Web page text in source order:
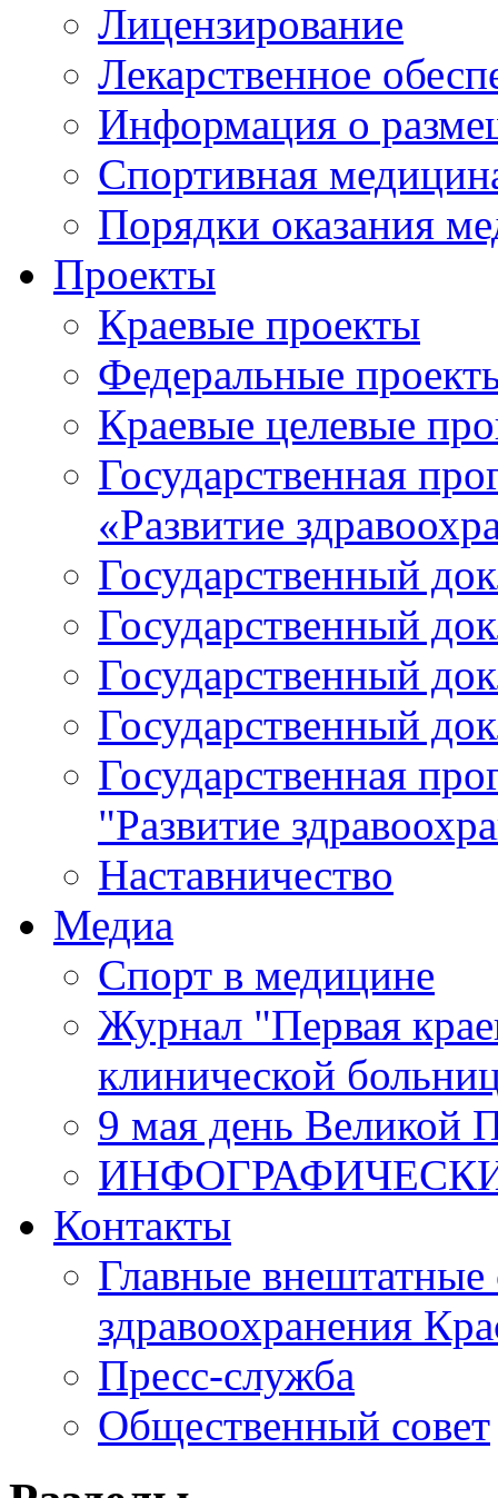
Лицензирование
Лекарственное
Информация о
Спортивная
Порядки оказания
Проекты
Краевые проекты
Федеральные
Краевые целевые
Государственная
«Развитие
Государственный
Государственный
Государственный
Государственный
Государственная
"Развитие
Наставничество
Медиа
Спорт в медицине
Журнал "Первая
клинической
9 мая день Великой
Контакты
Главные внештатные
здравоохранения
Пресс-служба
Общественный совет